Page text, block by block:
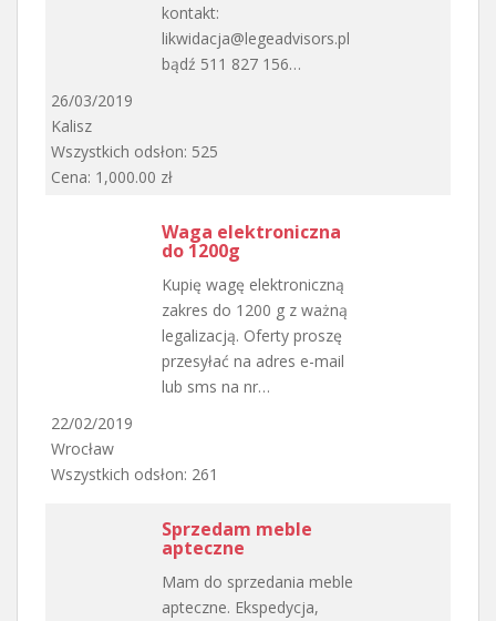
kontakt:
likwidacja@legeadvisors.pl
bądź 511 827 156…
26/03/2019
Kalisz
Wszystkich odsłon: 525
Cena: 1,000.00 zł
Waga elektroniczna
do 1200g
Kupię wagę elektroniczną
zakres do 1200 g z ważną
legalizacją. Oferty proszę
przesyłać na adres e-mail
lub sms na nr…
22/02/2019
Wrocław
Wszystkich odsłon: 261
Sprzedam meble
apteczne
Mam do sprzedania meble
apteczne. Ekspedycja,